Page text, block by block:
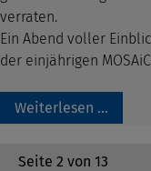
verraten.
Ein Abend voller
der einjährigen
Weiterlesen …
Seite 2 von 13